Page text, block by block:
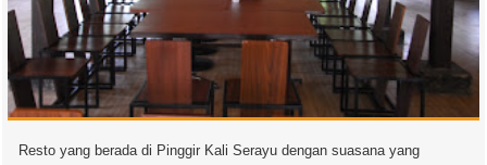
Resto yang berada di Pinggir Kali Serayu dengan suasana yang